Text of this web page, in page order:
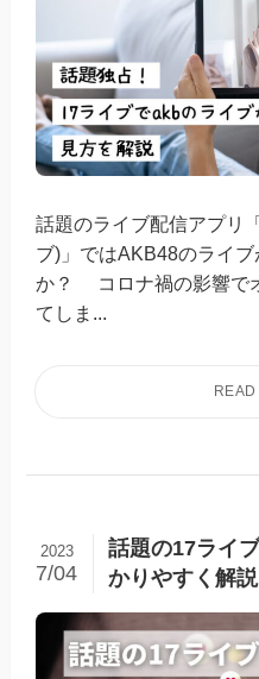
話題のライブ配信アプリ
ブ)」ではAKB48のライ
か？ コロナ禍の影響で
てしま...
話題の17ライ
かりやすく解説
2023
7/04